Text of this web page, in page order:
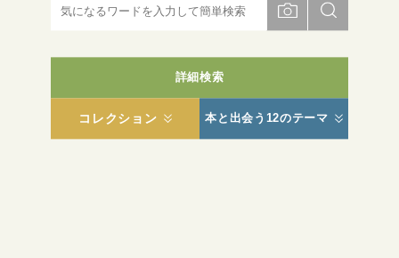
詳細検索
コレクション 本と出会う12のテーマ